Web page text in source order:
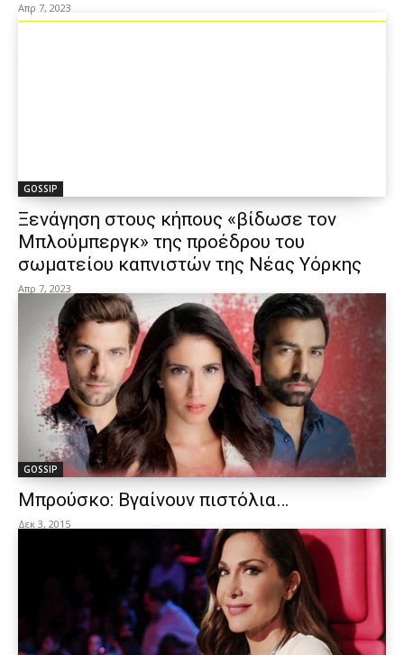
Απρ 7, 2023
GOSSIP
Ξενάγηση στους κήπους «βίδωσε τον
Μπλούμπεργκ» της προέδρου του
σωματείου καπνιστών της Νέας Υόρκης
Απρ 7, 2023
GOSSIP
Μπρούσκο: Βγαίνουν πιστόλια…
Δεκ 3, 2015